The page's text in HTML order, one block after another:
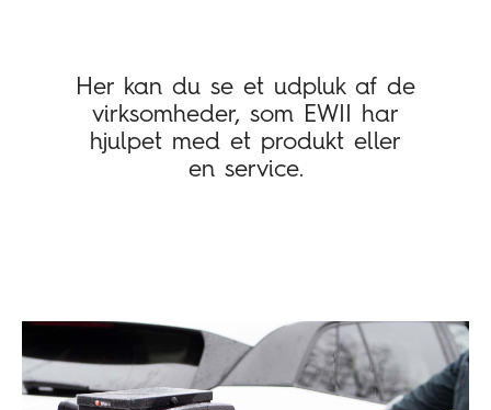
Her kan du se et udpluk af de
virksomheder, som EWII har
hjulpet med et produkt eller
en service.